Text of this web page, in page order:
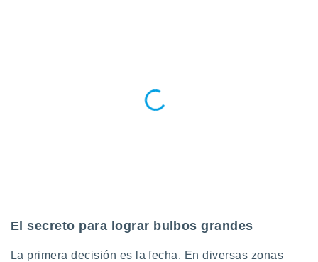
El secreto para lograr bulbos grandes
La primera decisión es la fecha. En diversas zonas